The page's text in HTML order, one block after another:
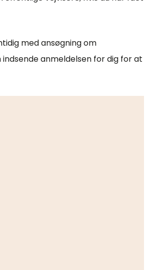
med ansøgning om
anmeldelsen for dig for at